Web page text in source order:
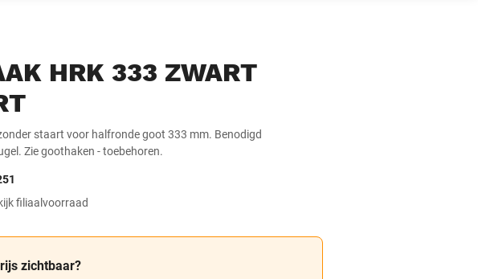
HRK 333 ZWART
staart voor halfronde goot 333 mm. Benodigd
Zie goothaken - toebehoren.
filiaalvoorraad
zichtbaar?